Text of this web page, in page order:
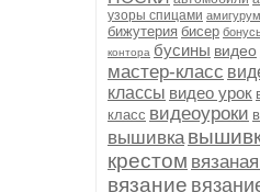
узоры спицами
бижутерия бисер
контора бусины видео
мастер-класс
классы видео урок
класс видеоуроки
вышивка
крестом
вязание